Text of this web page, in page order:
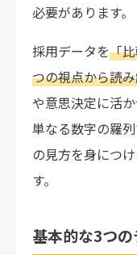
必要があります。
採用データを「
つの視点から読
や意思決定に活
単なる数字の羅
の見方を身につ
す。
基本的な3つ